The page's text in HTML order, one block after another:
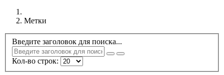
Метки
Введите заголовок для поиска...
Кол-во строк: